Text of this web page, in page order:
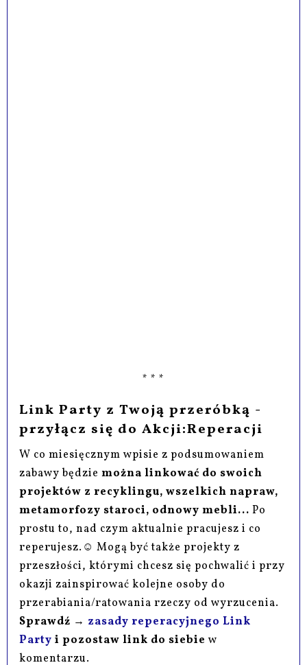
* * *
Link Party z Twoją przeróbką -
przyłącz się do Akcji:Reperacji
W co miesięcznym wpisie z podsumowaniem
zabawy będziemożna linkować do swoich
projektów z recyklingu, wszelkich napraw,
metamorfozy staroci, odnowy mebli... Po
prostu to, nad czym aktualnie pracujesz i co
reperujesz.☺ Mogą być także projekty z
przeszłości, którymi chcesz się pochwalić i przy
okazji zainspirować kolejne osoby do
przerabiania/ratowania rzeczy od wyrzucenia.
Sprawdź → zasady reperacyjnego Link
Party i pozostaw link do siebiew
komentarzu.